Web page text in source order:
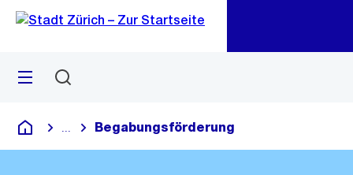
Navigation
Sprunglink
Menü
Deutsch
Blende alle Breadcrumbs ein
Begabungsförderung